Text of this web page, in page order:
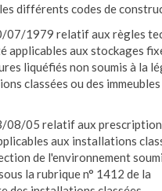
différents codes de
07/1979 relatif aux règles
applicables aux stockages
liquéfiés non soumis à la
classées ou des
08/05 relatif aux
aux installations
de l'environnement
la rubrique n° 1412 de la